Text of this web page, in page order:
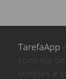
TarefaApp